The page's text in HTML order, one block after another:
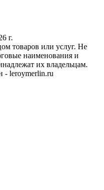
г.
товаров или услуг. Не
наименования и
их владельцам.
- leroymerlin.ru